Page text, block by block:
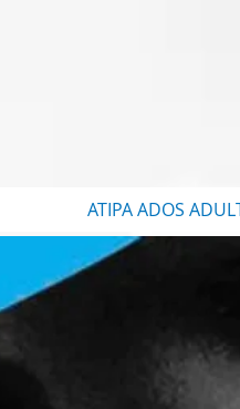
ATIPA ADOS